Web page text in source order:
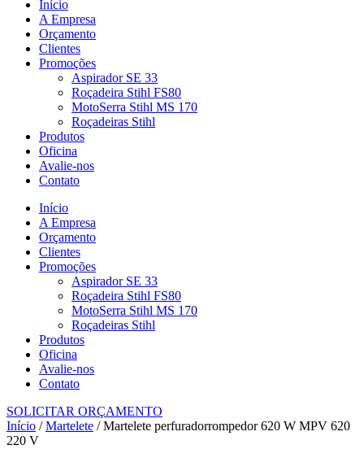
Início
A Empresa
Orçamento
Clientes
Promoções
Aspirador SE 33
Roçadeira Stihl FS80
MotoSerra Stihl MS 170
Roçadeiras Stihl
Produtos
Oficina
Avalie-nos
Contato
Início
A Empresa
Orçamento
Clientes
Promoções
Aspirador SE 33
Roçadeira Stihl FS80
MotoSerra Stihl MS 170
Roçadeiras Stihl
Produtos
Oficina
Avalie-nos
Contato
SOLICITAR ORÇAMENTO
Início /Martelete / Martelete perfuradorrompedor 620 W MPV 620
220 V